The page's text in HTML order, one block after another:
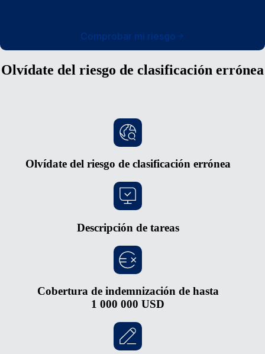
Comprobar mi riesgo
Olvídate del riesgo de clasificación errónea
Olvídate del riesgo de clasificación errónea
Descripción de tareas
Cobertura de indemnización de hasta
1 000 000 USD